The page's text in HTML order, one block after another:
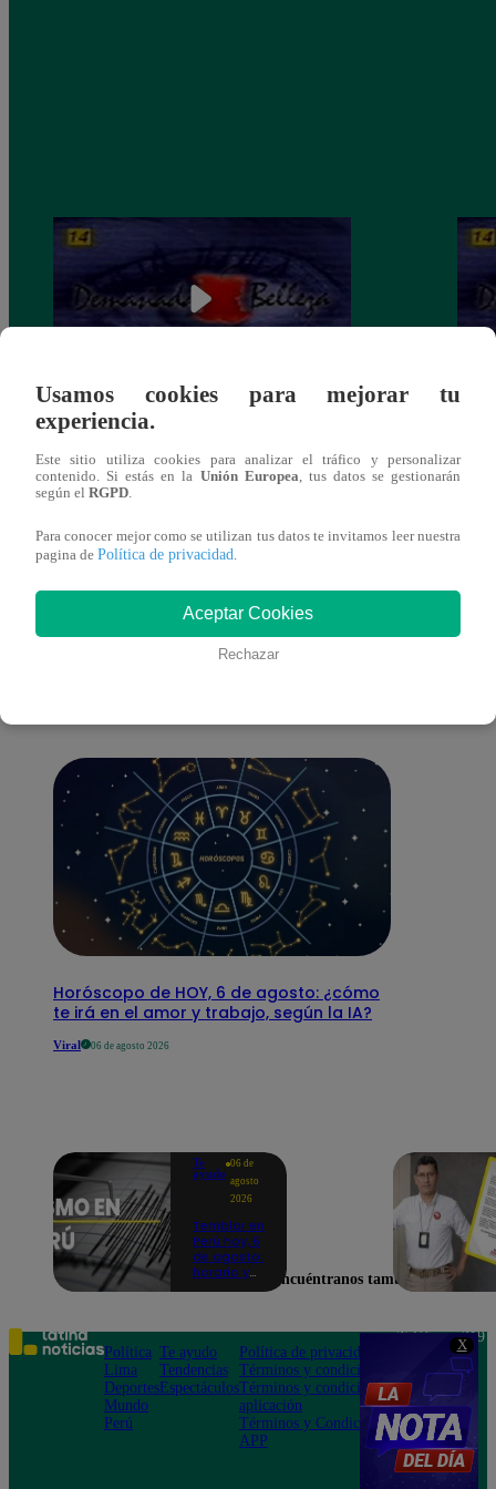
X
Demasiada Belleza, Martes 27 de agosto –
ver capítulo 80 completo (online y
español)
También te puede
Horóscopo de HOY, 6 de agosto: ¿cómo
te irá en el amor y trabajo, según la IA?
Viral 06 de agosto 2026
Te
ayudo
06 de
agosto
2026
Temblor en
Perú hoy, 6
de agosto:
horario y
según IGP
Usamos cookies para mejorar tu
experiencia.
Este sitio utiliza cookies para analizar el tráfico y personalizar
contenido. Si estás en la Unión Europea, tus datos se gestionarán
según el RGPD.
Para conocer mejor como se utilizan tus datos te invitamos leer nuestra
pagina de Política de privacidad.
Aceptar Cookies
Rechazar
Encuéntranos también en
Política
Lima
Deportes
Mundo
Perú
Te ayudo
Tendencias
Espectáculos
Política de privacidad
Términos y condiciones
Términos y condiciones
aplicación
Términos y Condiciones
APP
Teléfono: 219
Av. San
Felipe 968
Jesús María